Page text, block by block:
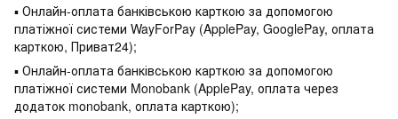
▪ Онлайн-оплата банківською карткою за допомогою
платіжної системи WayForPay (ApplePay, GooglePay, оплата
карткою, Приват24);
▪ Онлайн-оплата банківською карткою за допомогою
платіжної системи Monobank (ApplePay, оплата через
додаток monobank, оплата карткою);